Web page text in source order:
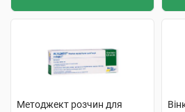
Методжект розчин для